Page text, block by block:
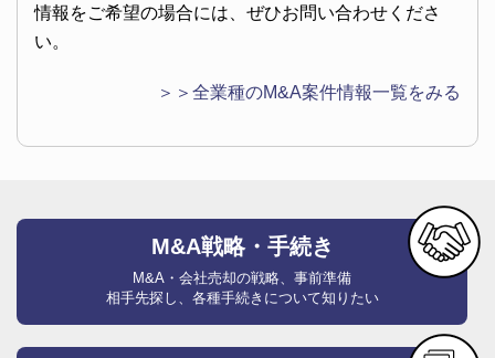
情報をご希望の場合には、ぜひお問い合わせくださ
い。
＞＞全業種のM&A案件情報一覧をみる
M&A戦略・手続き
M&A・会社売却の戦略、事前準備
相手先探し、各種手続きについて知りたい